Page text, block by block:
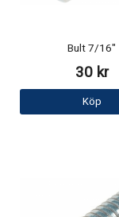
Bult 7/16"
30 kr
Köp